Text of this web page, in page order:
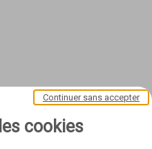
cookies
Continuer sans accepter